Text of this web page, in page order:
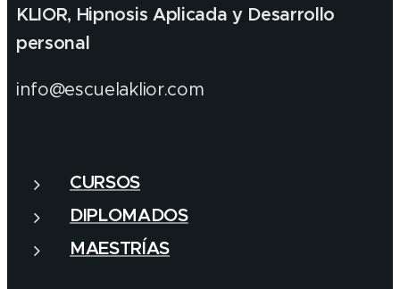
KLIOR, Hipnosis Aplicada y Desarrollo
personal
info@escuelaklior.com
CURSOS
DIPLOMADOS
MAESTRÍAS